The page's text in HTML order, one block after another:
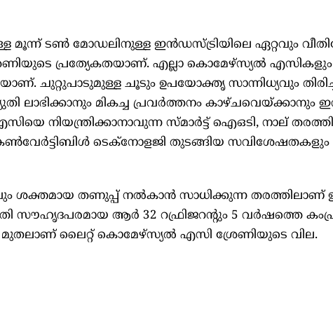
മൂന്ന് ടൺ മോഡലിനുള്ള ഇൻഡസ്ട്രിയിലെ ഏറ്റവും
പ്രത്യേകതയാണ്. എല്ലാ കൊമേഴ്സ്യൽ
ചുറ്റുപാടുമുള്ള ചൂടും ഉപയോക്തൃ സാന്നിധ്യവും
ലാഭിക്കാനും മികച്ച പ്രവർത്തനം കാഴ്ചവെയ്ക്കാനും
നിയന്ത്രിക്കാനാവുന്ന സ്മാർട്ട് ഐഒടി, നാല്
കൺവേർട്ടിബിൾ ടെക്നോളജി തുടങ്ങിയ സവിശേഷതകളും
ശക്തമായ തണുപ്പ് നൽകാൻ സാധിക്കുന്ന
സൗഹൃദപരമായ ആർ 32 റഫ്രിജറന്റും 5 വർഷത്തെ
മുതലാണ് ലൈറ്റ് കൊമേഴ്സ്യൽ എസി ശ്രേണിയുടെ വില.